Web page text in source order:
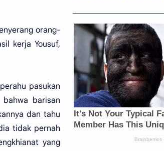
orang-
kerja Yousuf,
pasukan
barisan
dan tahu
tidak pernah
yang